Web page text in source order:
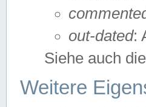
out-dated:
Siehe auch die
Weitere